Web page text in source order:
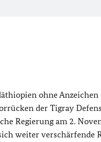
ohne
der Tigray
Regierung am 2.
weiter verschärfende